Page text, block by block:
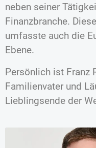
neben seiner
Finanzbranche.
umfasste auch die
Ebene.
Persönlich ist Franz
Familienvater und
Lieblingsende der